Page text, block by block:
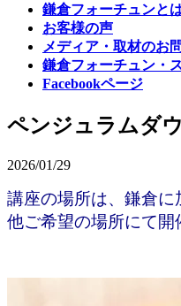
鎌倉フォーチュンと
お客様の声
メディア・取材のお
鎌倉フォーチュン・
Facebookページ
ペンジュラムダ
2026/01/29
講座の場所は、 鎌倉に
他ご希望の場所にて開